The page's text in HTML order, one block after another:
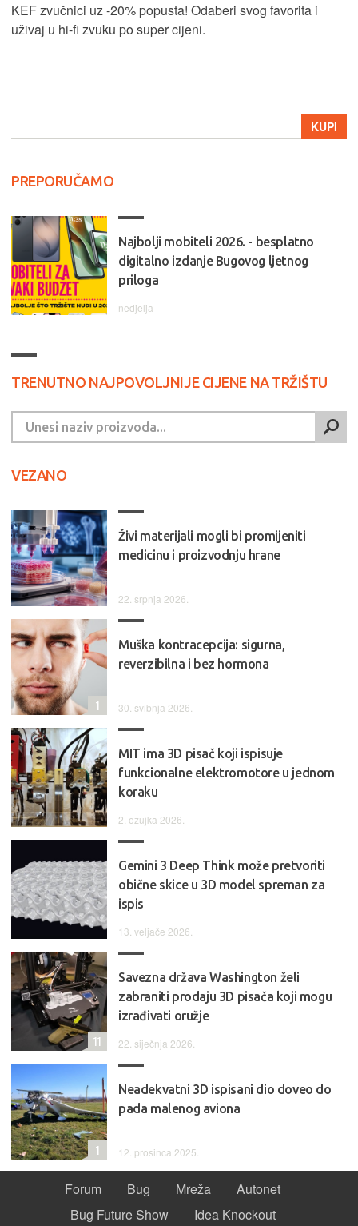
KEF zvučnici uz -20% popusta! Odaberi svog favorita i
uživaj u hi-fi zvuku po super cijeni.
KUPI
PREPORUČAMO
Najbolji mobiteli 2026. - besplatno
digitalno izdanje Bugovog ljetnog
priloga
nedjelja
TRENUTNO NAJPOVOLJNIJE CIJENE NA TRŽIŠTU
VEZANO
Živi materijali mogli bi promijeniti
medicinu i proizvodnju hrane
22. srpnja 2026.
Muška kontracepcija: sigurna,
reverzibilna i bez hormona
30. svibnja 2026.
1
MIT ima 3D pisač koji ispisuje
funkcionalne elektromotore u jednom
koraku
2. ožujka 2026.
Gemini 3 Deep Think može pretvoriti
obične skice u 3D model spreman za
ispis
13. veljače 2026.
Savezna država Washington želi
zabraniti prodaju 3D pisača koji mogu
izrađivati oružje
22. siječnja 2026.
11
Neadekvatni 3D ispisani dio doveo do
pada malenog aviona
12. prosinca 2025.
1
Forum Bug Mreža
Autonet
Bug Future Show
Idea Knockout